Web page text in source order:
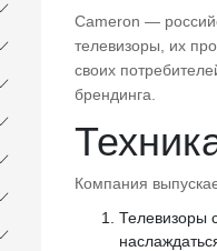
Cameron —
телевизоры, их
своих
брендинга.
Компания
Телевизоры